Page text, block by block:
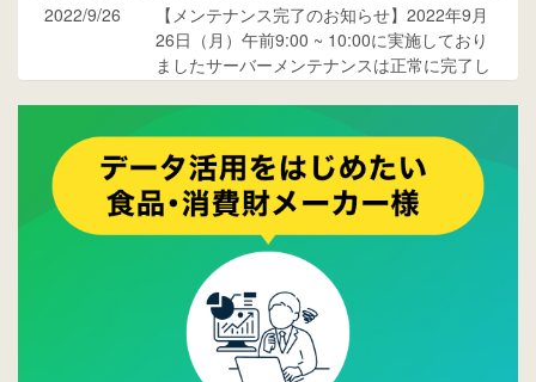
2022/9/26
【メンテナンス完了のお知らせ】2022年9月
26日（月）午前9:00 ~ 10:00に実施しており
ましたサーバーメンテナンスは正常に完了し
ご覧ください。
2015/10/19
ウレコンのサイト機能を大幅バージョンアッ
プ。詳細はこちら。⇒告知ページへ
2015/09/28
ウレコンが機能拡充し、サイトリニューアル
しました。⇒
ウレコンFacebook
Facebookページを開設しました。詳細は
ら。
ウレコンサイトリリースしました。